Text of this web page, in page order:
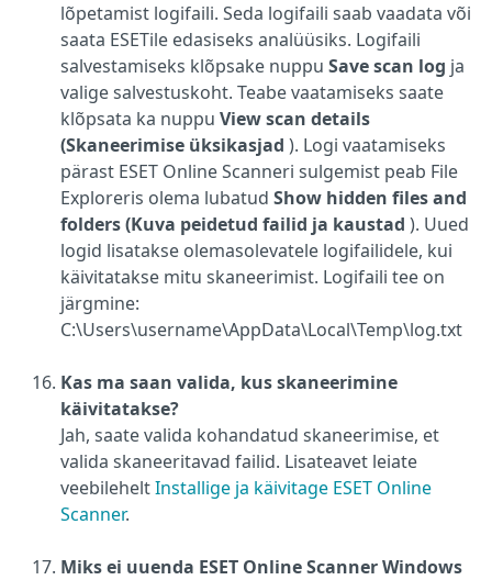
lõpetamist logifaili. Seda logifaili saab vaadata või
saata ESETile edasiseks analüüsiks. Logifaili
salvestamiseks klõpsake nuppu Save scan log ja
valige salvestuskoht. Teabe vaatamiseks saate
klõpsata ka nuppu View scan details
(Skaneerimise üksikasjad ). Logi vaatamiseks
pärast ESET Online Scanneri sulgemist peab File
Exploreris olema lubatud Show hidden files and
folders (Kuva peidetud failid ja kaustad ). Uued
logid lisatakse olemasolevatele logifailidele, kui
käivitatakse mitu skaneerimist. Logifaili tee on
järgmine:
C:\Users\username\AppData\Local\Temp\log.txt
Kas ma saan valida, kus skaneerimine
käivitatakse?
Jah, saate valida kohandatud skaneerimise, et
valida skaneeritavad failid. Lisateavet leiate
veebileheltInstallige ja käivitage ESET Online
Scanner.
Miks ei uuenda ESET Online Scanner Windows